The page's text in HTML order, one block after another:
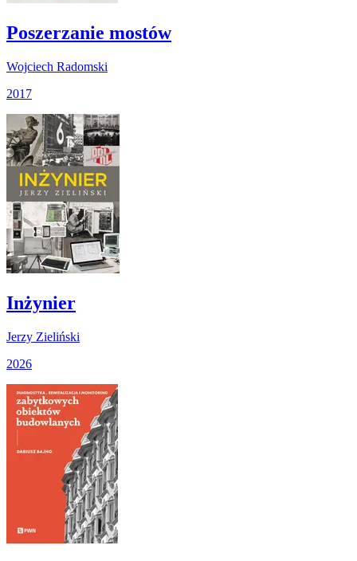
Poszerzanie mostów
Wojciech Radomski
2017
Inżynier
Jerzy Zieliński
2026